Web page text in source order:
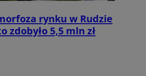
rynku w Rudzie
zdobyło 5,5 mln zł